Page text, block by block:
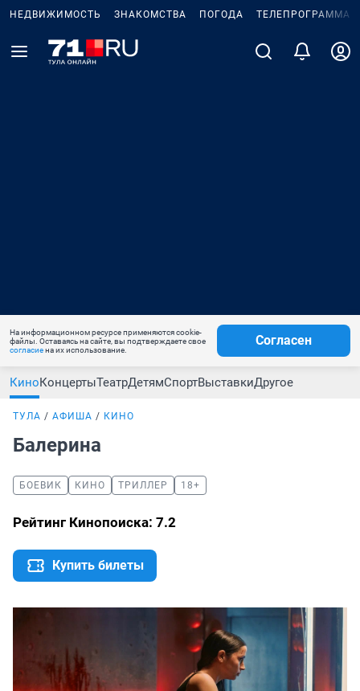
НЕДВИЖИМОСТЬ ЗНАКОМСТВА ПОГОДА ТЕЛЕПРОГРАММА
На информационном ресурсе применяются cookie-
файлы. Оставаясь на сайте, вы подтверждаете свое
согласиена их использование.
Согласен
КиноКонцертыТеатрДетямСпортВыставкиДругое
ТУЛА АФИША КИНО
Балерина
БОЕВИК КИНО ТРИЛЛЕР 18+
Рейтинг Кинопоиска: 7.2
Купить билеты